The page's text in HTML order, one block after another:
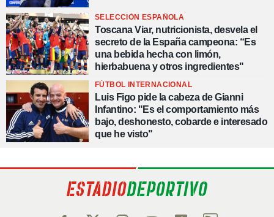
SELECCIÓN ESPAÑOLA
Toscana Viar, nutricionista, desvela el
secreto de la España campeona: “Es
una bebida hecha con limón,
hierbabuena y otros ingredientes"
FÚTBOL INTERNACIONAL
Luis Figo pide la cabeza de Gianni
Infantino: "Es el comportamiento más
bajo, deshonesto, cobarde e interesado
que he visto"